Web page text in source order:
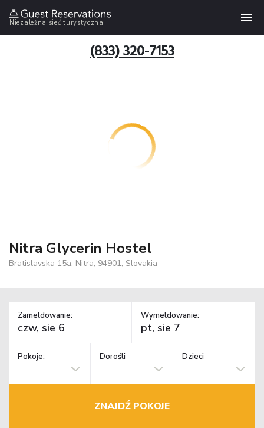
Niezależna sieć turystyczna
(833) 320-7153
Nitra Glycerin Hostel
Bratislavska 15a, Nitra, 94901, Slovakia
Zameldowanie: Wymeldowanie:
Pokoje: Dorośli Dzieci
ZNAJDŹ POKOJE